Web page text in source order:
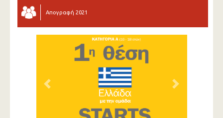
Απογραφή 2021
Previous Next